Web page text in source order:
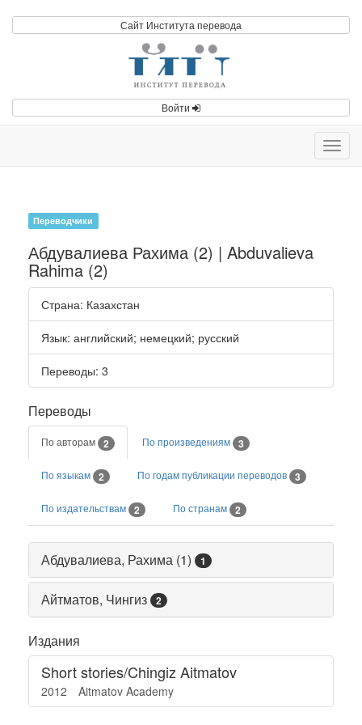
Сайт Института перевода
Войти
Переводчики
Абдувалиева Рахима (2) | Abduvalieva
Rahima (2)
Страна: Казахстан
Язык: английский; немецкий; русский
Переводы: 3
Переводы
По авторам 2 По произведениям 3
По языкам 2 По годам публикации переводов 3
По издательствам 2 По странам 2
Абдувалиева, Рахима (1) 1
Айтматов, Чингиз 2
Издания
Short stories/Chingiz Aitmatov
2012 Aitmatov Academy